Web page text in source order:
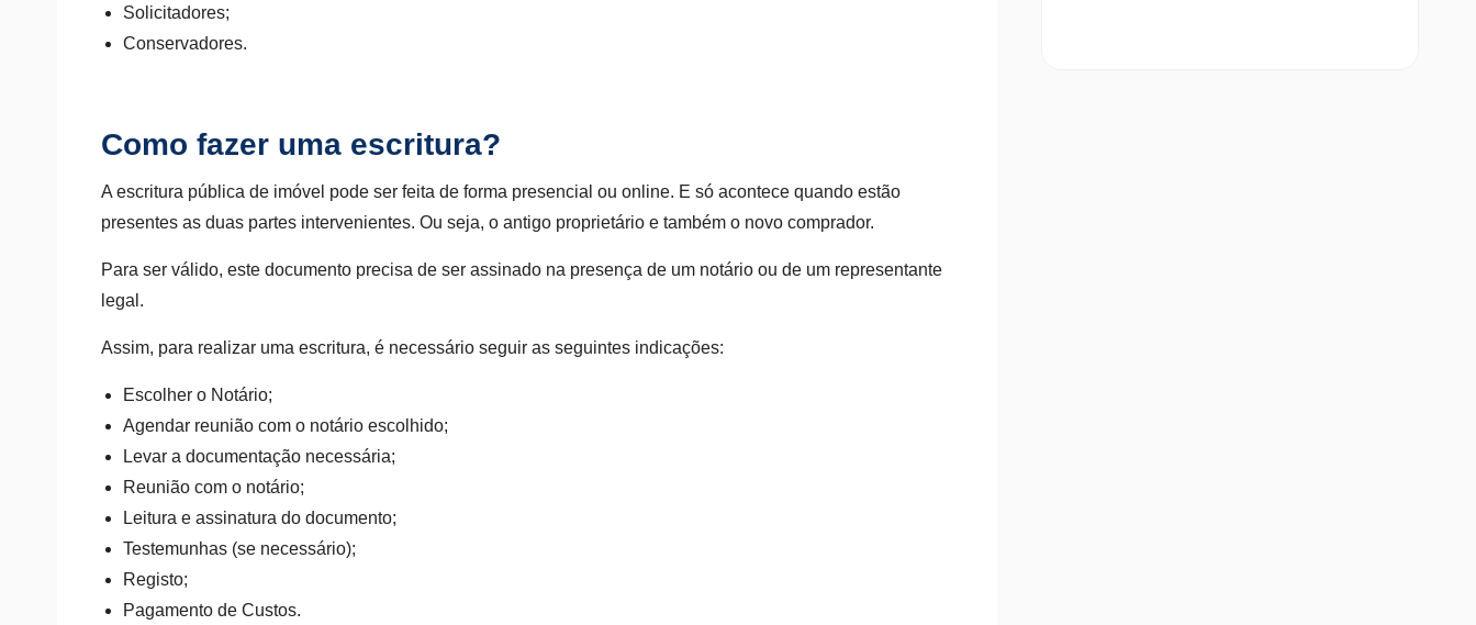
Solicitadores;
Conservadores.
Como fazer uma escritura?
A escritura pública de imóvel pode ser feita de forma presencial ou online. E só acontece quando estão
presentes as duas partes intervenientes. Ou seja, o antigo proprietário e também o novo comprador.
Para ser válido, este documento precisa de ser assinado na presença de um notário ou de um representante
legal.
Assim, para realizar uma escritura, é necessário seguir as seguintes indicações:
Escolher o Notário;
Agendar reunião com o notário escolhido;
Levar a documentação necessária;
Reunião com o notário;
Leitura e assinatura do documento;
Testemunhas (se necessário);
Registo;
Pagamento de Custos.